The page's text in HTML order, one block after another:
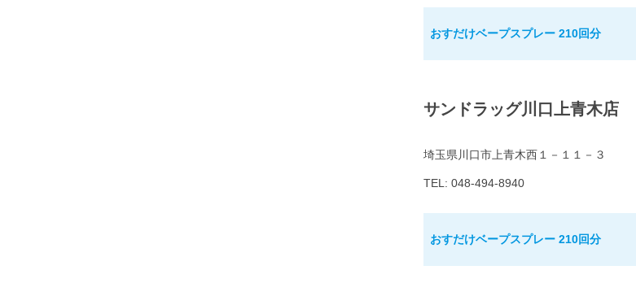
おすだけベープスプレー 210回分
サンドラッグ川口上青木店
埼玉県川口市上青木西１－１１－３
TEL: 048-494-8940
おすだけベープスプレー 210回分